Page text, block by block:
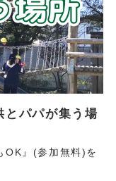
とパパが集う場
OK』(参加無料)を